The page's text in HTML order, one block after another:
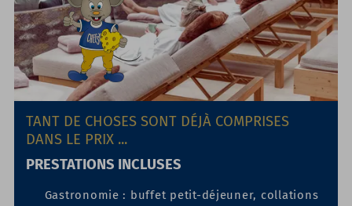
TANT DE CHOSES SONT DÉJÀ COMPRISES
DANS LE PRIX ...
PRESTATIONS INCLUSES
Gastronomie : buffet petit-déjeuner, collations